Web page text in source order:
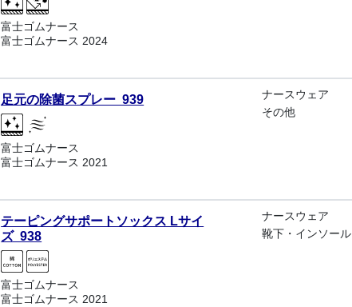
富士ゴムナース
富士ゴムナース 2024
足元の除菌スプレー 939
富士ゴムナース
富士ゴムナース 2021
ナースウェア
その他
テーピングサポートソックス Lサイ
ズ 938
富士ゴムナース
富士ゴムナース 2021
ナースウェア
靴下・インソール